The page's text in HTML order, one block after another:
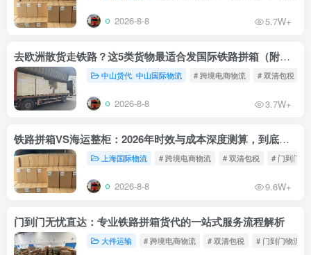
2026-8-8 5.7W+
去欧洲散货走铁路？这5类货物最适合发国际铁路拼箱（附禁运清单）
中山货代. 中山国际物流 # 跨境电商物流 # 双清包税
2026-8-8 3.7W+
铁路拼箱VS海运整柜：2026年时效与成本深度测算，到底能省多少钱？
上海国际物流 # 跨境电商物流 # 双清包税 # 门到门物
2026-8-8 9.6W+
门到门无忧直达：专业铁路拼箱货代的一站式服务流程解析
大件运输 # 跨境电商物流 # 双清包税 # 门到门物流